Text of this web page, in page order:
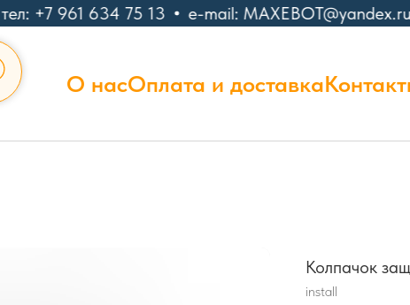
тел: +7 961 634 75 13 e-mail: MAXEBOT@yandex.ru
О насОплата и доставка
Колпачок
install